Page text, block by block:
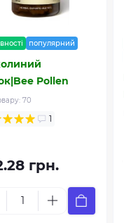
популярний
Pollen
70
1
грн.